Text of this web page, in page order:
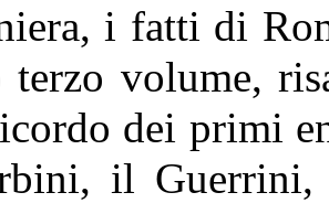
i fatti di
terzo volume,
dei primi
il